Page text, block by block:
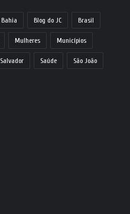
Bahia Blog do JC Brasil
Mulheres Municípios
Salvador Saúde São João